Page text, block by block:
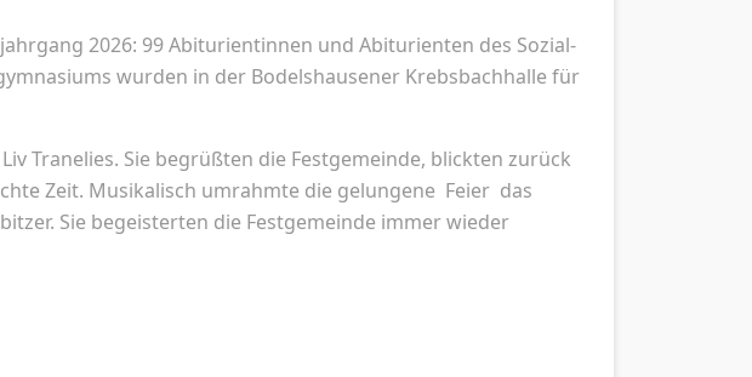
2026: 99 Abiturientinnen und Abiturienten des Sozial-
wurden in der Bodelshausener Krebsbachhalle für
Tranelies. Sie begrüßten die Festgemeinde, blickten zurück
Zeit. Musikalisch umrahmte die gelungene Feier das
Sie begeisterten die Festgemeinde immer wieder